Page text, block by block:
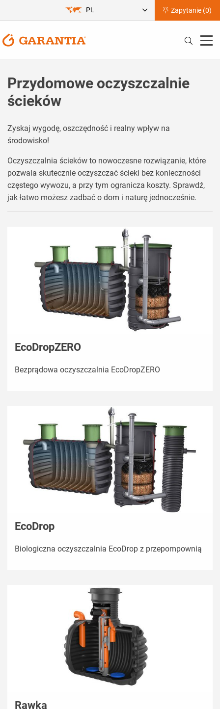
Zapytanie (0)
PL
Przydomowe oczyszczalnie
ścieków
Zyskaj wygodę, oszczędność i realny wpływ na
środowisko!
Oczyszczalnia ścieków to nowoczesne rozwiązanie, które
pozwala skutecznie oczyszczać ścieki bez konieczności
częstego wywozu, a przy tym ogranicza koszty. Sprawdź,
jak łatwo możesz zadbać o dom i naturę jednocześnie.
EcoDropZERO
Bezprądowa oczyszczalnia EcoDropZERO
EcoDrop
Biologiczna oczyszczalnia EcoDrop z przepompownią
Rawka